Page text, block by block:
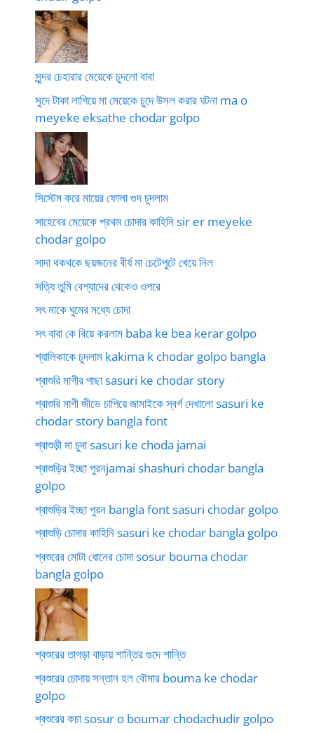
সুন্দর চেহারার মেয়েকে চুদলো বাবা
সুদে টাকা লাগিয়ে মা মেয়েকে চুদে উসল করার ঘটনা ma o
meyeke eksathe chodar golpo
সিস্টেম করে মায়ের ফোলা গুদ চুদলাম
সাহেবের মেয়েকে প্রথম চোদার কাহিনি sir er meyeke
chodar golpo
সাদা থকথকে ছয়জনের বীর্য মা চেটেপুটে খেয়ে নিল
সত্যি তুমি বেশ্যাদের থেকেও ওপরে
সৎ মাকে ঘুমের মধ্যে চোদা
সৎ বাবা কে বিয়ে করলাম baba ke bea kerar golpo
শ্যালিকাকে চুদলাম kakima k chodar golpo bangla
শ্বাশুরি মাগীর পাছা sasuri ke chodar story
শ্বাশুরি মাগী জীভে চাপিয়ে জামাইকে স্বর্গ দেখালো sasuri ke
chodar story bangla font
শ্বাশুড়ী মা চুদা sasuri ke choda jamai
শ্বাশুড়ির ইচ্ছা পুরনjamai shashuri chodar bangla
golpo
শ্বাশুড়ির ইচ্ছা পুরন bangla font sasuri chodar golpo
শ্বাশুড়ি চোদার কাহিনি sasuri ke chodar bangla golpo
শ্বশুরের মোটা ধোনের চোদা sosur bouma chodar
bangla golpo
শ্বশুরের তাগড়া বাড়ায় শান্তির গুদে শান্তি
শ্বশুরের চোদায় সন্তান হল বৌমার bouma ke chodar
golpo
শ্বশুরের কচা sosur o boumar chodachudir golpo